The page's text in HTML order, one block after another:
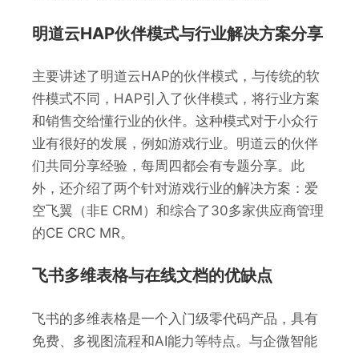
明道云HAP伙伴模式与行业解决方案分享
主要讲述了明道云HAP的伙伴模式，与传统的软
件模式不同，HAP引入了伙伴模式，将行业方案
和销售交给懂行业的伙伴。这种模式对于小众行
业有很好的发展，例如游戏行业。明道云的伙伴
们共同分享经验，每周四都会有专题分享。此
外，还介绍了两个针对游戏行业的解决方案：爱
空飞翼（非E CRM）和综合了30多家供应商管理
的CE CRC MR。
飞书多维表格与在线文档的优缺点
飞书的多维表格是一个入门级零代码产品，具有
免费、多视图流程和AI能力等特点。与企微智能